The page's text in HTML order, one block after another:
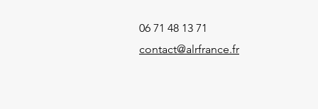
06 71 48 13 71
contact@alrfrance.fr